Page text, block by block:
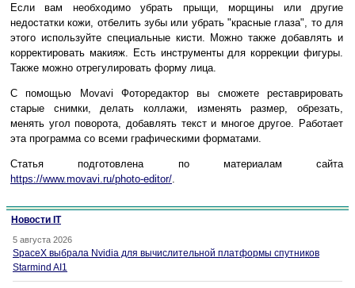
Если вам необходимо убрать прыщи, морщины или другие
недостатки кожи, отбелить зубы или убрать "красные глаза", то для
этого используйте специальные кисти. Можно также добавлять и
корректировать макияж. Есть инструменты для коррекции фигуры.
Также можно отрегулировать форму лица.
С помощью Movavi Фоторедактор вы сможете реставрировать
старые снимки, делать коллажи, изменять размер, обрезать,
менять угол поворота, добавлять текст и многое другое. Работает
эта программа со всеми графическими форматами.
Статья подготовлена по материалам сайта
https://www.movavi.ru/photo-editor/
Новости IT
5 августа 2026
SpaceX выбрала Nvidia для вычислительной платформы спутников
Starmind AI1